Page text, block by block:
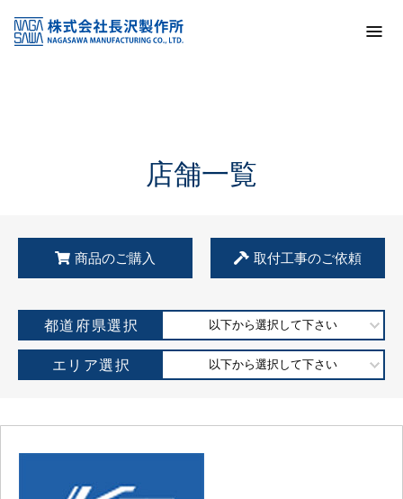
KSS加盟店・取扱店情報
店舗一覧
店舗一覧
商品のご購入 取付工事のご依頼
都道府県選択 以下から選択して下さい
エリア選択 以下から選択して下さい